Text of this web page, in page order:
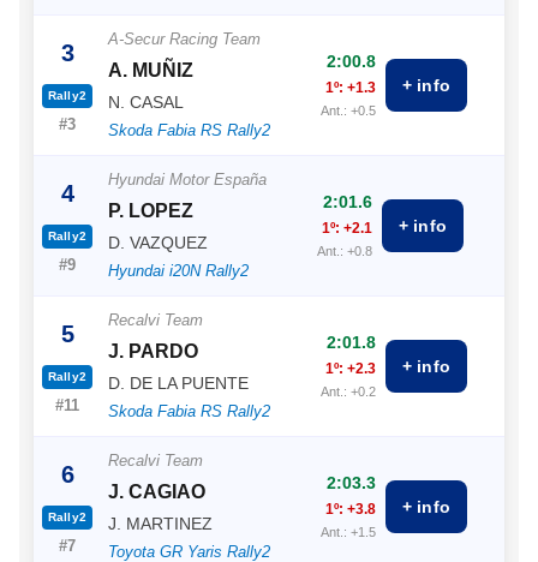
3
Rally2
#3
A-Secur Racing Team
A. MUÑIZ
N. CASAL
Skoda Fabia RS Rally2
2:00.8
1º: +1.3
Ant.: +0.5
+ info
4
Rally2
#9
Hyundai Motor España
P. LOPEZ
D. VAZQUEZ
Hyundai i20N Rally2
2:01.6
1º: +2.1
Ant.: +0.8
+ info
5
Rally2
#11
Recalvi Team
J. PARDO
D. DE LA PUENTE
Skoda Fabia RS Rally2
2:01.8
1º: +2.3
Ant.: +0.2
+ info
6
Rally2
#7
Recalvi Team
J. CAGIAO
J. MARTINEZ
Toyota GR Yaris Rally2
2:03.3
1º: +3.8
Ant.: +1.5
+ info